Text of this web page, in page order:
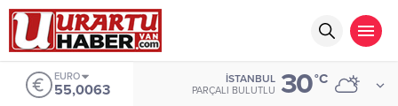
EURO
55,0063
İSTANBUL
PARÇALI BULUTLU 30°C